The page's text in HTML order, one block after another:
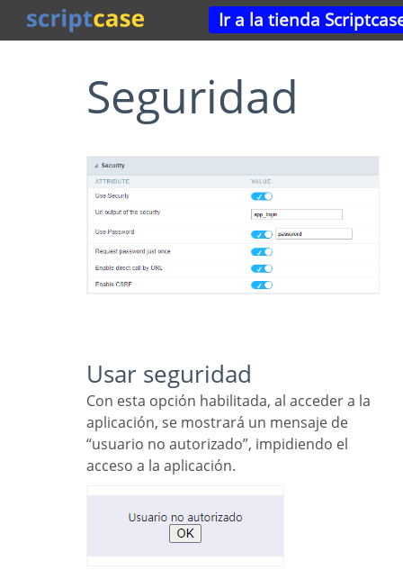
Ir a la tienda
Seguridad
Usar seguridad
Con esta opción habilitada, al acceder a la
aplicación, se mostrará un mensaje de
“usuario no autorizado”, impidiendo el
acceso a la aplicación.